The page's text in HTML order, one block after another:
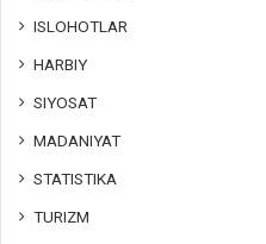
ISLOHOTLAR
HARBIY
SIYOSAT
MADANIYAT
STATISTIKA
TURIZM